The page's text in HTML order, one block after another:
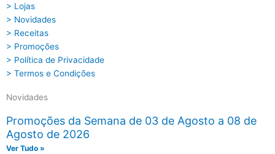
> Lojas
> Novidades
> Receitas
> Promoções
> Política de Privacidade
> Termos e Condições
Novidades
Promoções da Semana de 03 de Agosto a 08 de
Agosto de 2026
Ver Tudo »